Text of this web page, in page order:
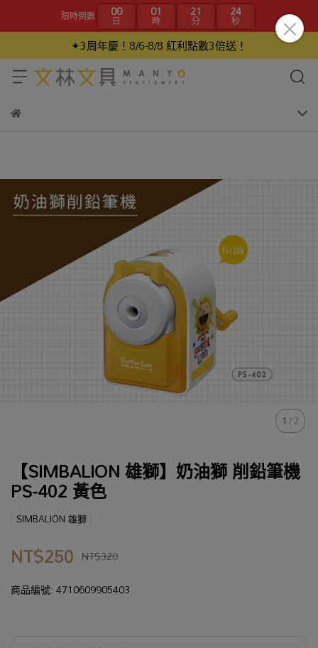
限時倒數 00
日 01
時 21
分 24
秒
✦3周年慶！8/6-8/8 紅利點數3倍送！
1/2
【SIMBALION 雄獅】奶油獅 削鉛筆機
PS-402 黃色
SIMBALION 雄獅
NT$250 NT$320
商品編號:4710609905403